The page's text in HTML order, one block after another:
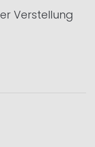
Verstellung